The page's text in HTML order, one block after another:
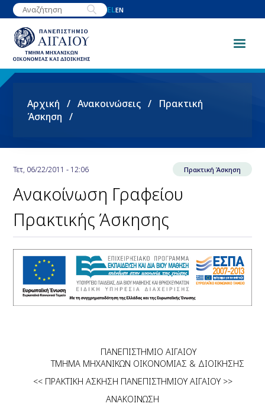
Παράκαμψη
προς
κυρίως
περιεχόμενο
ELEN
Breadcrumb
Αρχική Ανακοινώσεις
Πρακτική
Άσκηση
Τετ, 06/22/2011 - 12:06 Πρακτική Άσκηση
Ανακοίνωση Γραφείου
Πρακτικής Άσκησης
ΠΑΝΕΠΙΣΤΗΜΙΟ ΑΙΓΑΙΟΥ
ΤΜΗΜΑ ΜΗΧΑΝΙΚΩΝ ΟΙΚΟΝΟΜΙΑΣ & ΔΙΟΙΚΗΣΗΣ
<< ΠΡΑΚΤΙΚΗ ΑΣΚΗΣΗ ΠΑΝΕΠΙΣΤΗΜΙΟΥ ΑΙΓΑΙΟΥ >>
ΑΝΑΚΟΙΝΩΣΗ